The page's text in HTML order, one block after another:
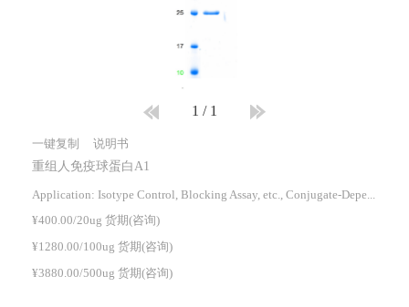
1 / 1
一键复制 说明书
重组人免疫球蛋白A1
Application: Isotype Control, Blocking Assay, etc., Conjugate-Dependent.
¥400.00/20ug 货期(咨询)
¥1280.00/100ug 货期(咨询)
¥3880.00/500ug 货期(咨询)